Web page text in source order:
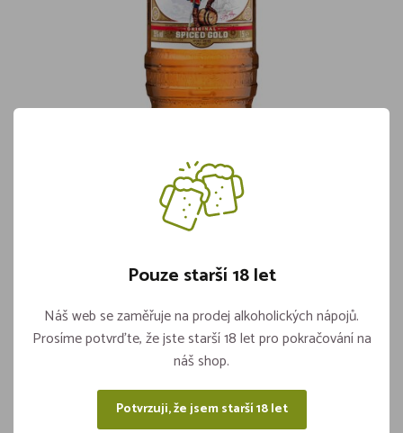
Cpt. Morgan Spiced 35% 1,5l
Vložit do košíku
Sdílejte na sítích
Pouze starší 18 let
Náš web se zaměřuje na prodej alkoholických nápojů.
Prosíme potvrďte, že jste starší 18 let pro pokračování na
náš shop.
Potvrzuji, že jsem starší 18 let